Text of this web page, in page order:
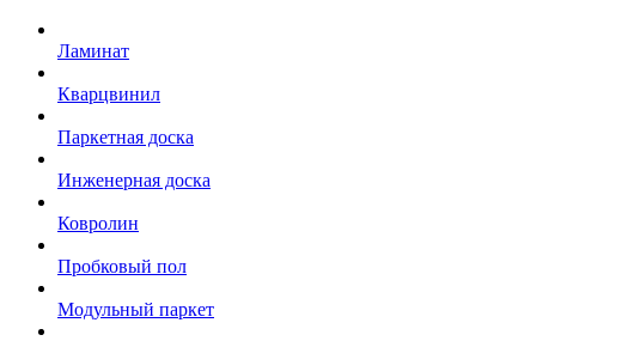
Ламинат
Кварцвинил
Паркетная доска
Инженерная доска
Ковролин
Пробковый пол
Модульный паркет